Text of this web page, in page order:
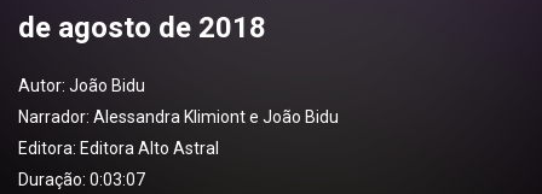
de agosto de 2018
Autor: João Bidu
Narrador: Alessandra Klimiont e João Bidu
Editora: Editora Alto Astral
Duração: 0:03:07